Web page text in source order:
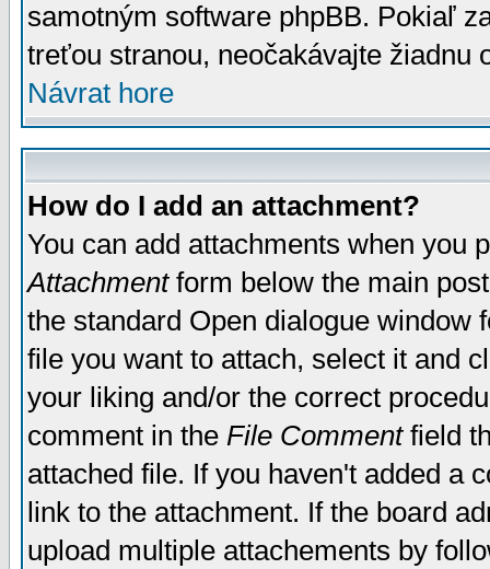
samotným software phpBB. Pokiaľ
treťou stranou, neočakávajte žiadnu
Návrat hore
How do I add an attachment?
You can add attachments when you
Attachmentform below the main
the standard Open dialogue window
file you want to attach, select it and
your liking and/or the correct
comment in the File Commentfield
attached file. If you haven't added a
link to the attachment. If the board
upload multiple attachements by